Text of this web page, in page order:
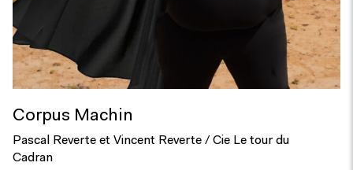
Corpus Machin
Pascal Reverte et Vincent Reverte / Cie Le tour du
Cadran